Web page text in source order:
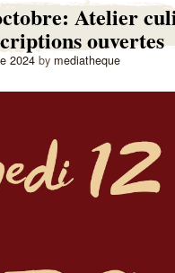
Atelier
ouvertes
2024 by mediatheque